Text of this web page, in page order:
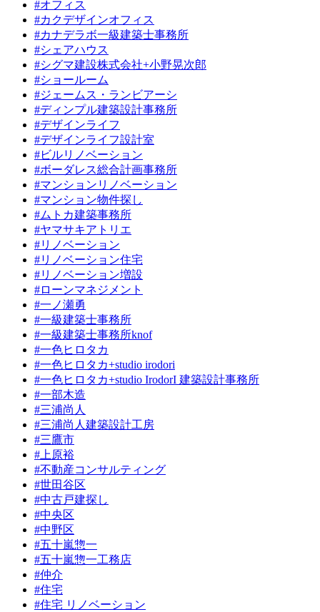
#オフィス
#カクデザインオフィス
#カナデラボ一級建築士事務所
#シェアハウス
#シグマ建設株式会社+小野晃次郎
#ショールーム
#ジェームス・ランビアーシ
#ディンプル建築設計事務所
#デザインライフ
#デザインライフ設計室
#ビルリノベーション
#ボーダレス総合計画事務所
#マンションリノベーション
#マンション物件探し
#ムトカ建築事務所
#ヤマサキアトリエ
#リノベーション
#リノベーション住宅
#リノベーション増設
#ローンマネジメント
#一ノ瀬勇
#一級建築士事務所
#一級建築士事務所knof
#一色ヒロタカ
#一色ヒロタカ+studio irodori
#一色ヒロタカ+studio IrodorI 建築設計事務所
#一部木造
#三浦尚人
#三浦尚人建築設計工房
#三鷹市
#上原裕
#不動産コンサルティング
#世田谷区
#中古戸建探し
#中央区
#中野区
#五十嵐惣一
#五十嵐惣一工務店
#仲介
#住宅
#住宅 リノベーション